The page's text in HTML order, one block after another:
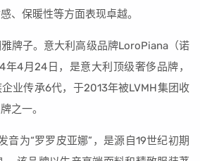
、保暖性等方面表现卓越。
牌子。意大利高级品牌LoroPiana（诺
年4月24日，是意大利顶级奢侈品牌，
业传承6代，于2013年被LVMH集团收
之一。
音为“罗罗皮亚娜”，是源自19世纪初期